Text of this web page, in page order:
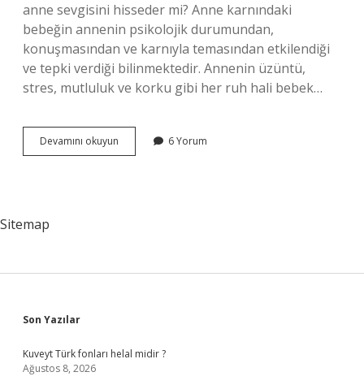
anne sevgisini hisseder mi? Anne karnındaki
bebeğin annenin psikolojik durumundan,
konuşmasından ve karnıyla temasından etkilendiği
ve tepki verdiği bilinmektedir. Annenin üzüntü,
stres, mutluluk ve korku gibi her ruh hali bebek…
Devamını okuyun
Annenin
6 Yorum
Sitemap
Sidebar
Son Yazılar
Kuveyt Türk fonları helal midir ?
Ağustos 8, 2026